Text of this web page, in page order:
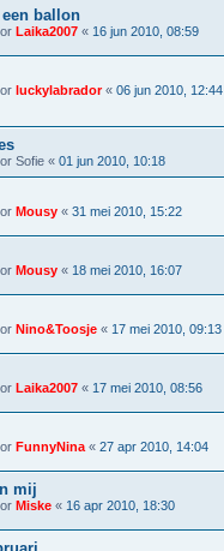
ballon
Laika2007 « 16 jun 2010, 08:59
luckylabrador« 06 jun 2010, 12:44
Sofie « 01 jun 2010, 10:18
Mousy « 31 mei 2010, 15:22
Mousy « 18 mei 2010, 16:07
Nino&Toosje « 17 mei 2010, 09:13
Laika2007 « 17 mei 2010, 08:56
FunnyNina « 27 apr 2010, 14:04
mij
Miske « 16 apr 2010, 18:30